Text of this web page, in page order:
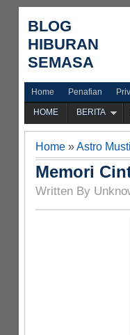
BLOG
HIBURAN
SEMASA
Home Penafian
HOME BERITA
Home »Astro
Memori
Written By